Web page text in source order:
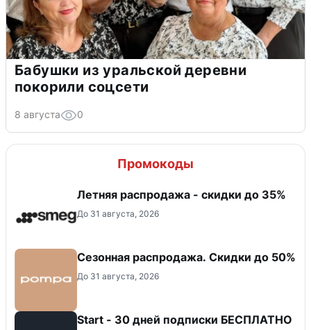
Бабушки из уральской деревни
покорили соцсети
8 августа 0
Промокоды
Летняя распродажа - скидки до 35%
До 31 августа, 2026
Сезонная распродажа. Скидки до 50%
До 31 августа, 2026
Start - 30 дней подписки БЕСПЛАТНО